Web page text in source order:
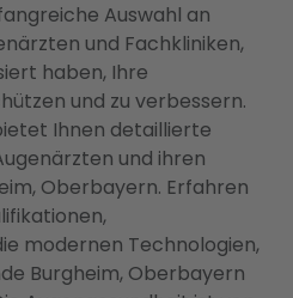
Auswahl an
und Fachkliniken,
haben, Ihre
und zu verbessern.
Ihnen detaillierte
und ihren
Oberbayern. Erfahren
modernen Technologien,
Burgheim, Oberbayern